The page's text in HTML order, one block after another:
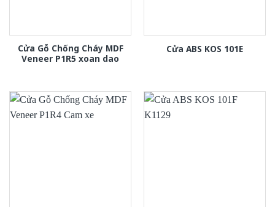
Cửa Gỗ Chống Cháy MDF
Veneer P1R5 xoan dao
Cửa ABS KOS 101E